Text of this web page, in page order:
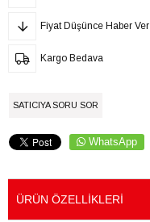
Fiyat Düşünce Haber Ver
Kargo Bedava
SATICIYA SORU SOR
WhatsApp
ÜRÜN ÖZELLIKLERI